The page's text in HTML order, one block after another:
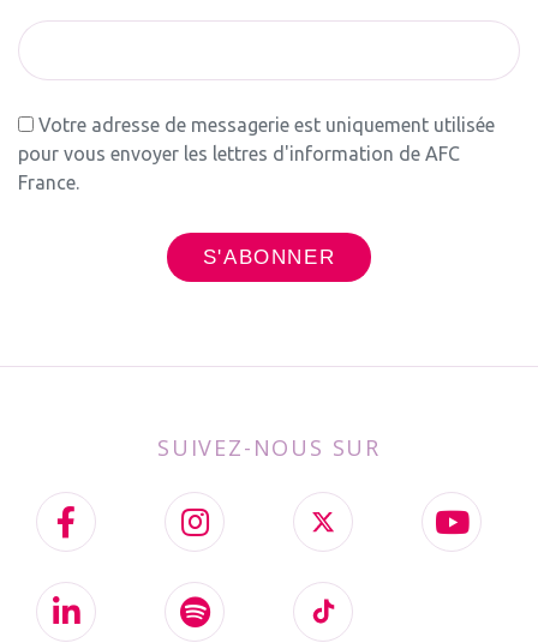
Votre adresse de messagerie est uniquement utilisée
pour vous envoyer les lettres d'information de AFC
France.
SUIVEZ-NOUS SUR